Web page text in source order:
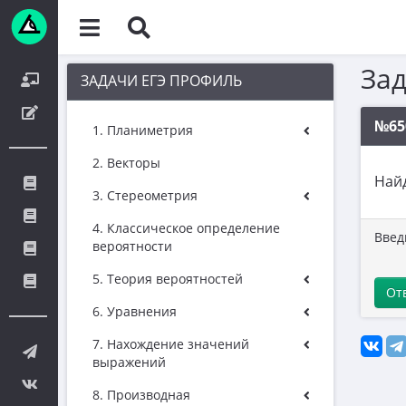
ЗАДАЧИ ЕГЭ ПРОФИЛЬ
1. Планиметрия
2. Векторы
3. Стереометрия
4. Классическое определение
вероятности
5. Теория вероятностей
6. Уравнения
7. Нахождение значений
выражений
8. Производная